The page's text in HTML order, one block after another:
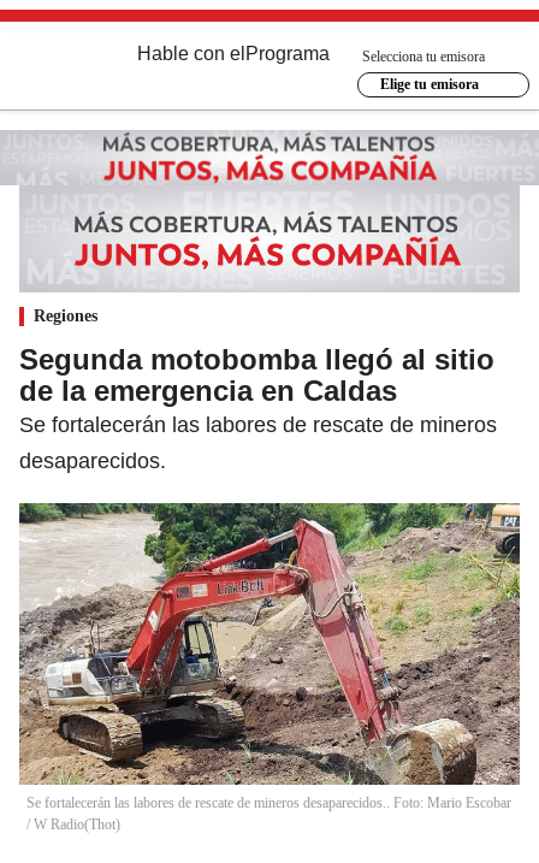
Hable con el Programa
Selecciona tu emisora
Elige tu emisora
Regiones
Segunda motobomba llegó al sitio
de la emergencia en Caldas
Se fortalecerán las labores de rescate de mineros
desaparecidos.
Se fortalecerán las labores de rescate de mineros desaparecidos.. Foto: Mario Escobar
/ W Radio(Thot)